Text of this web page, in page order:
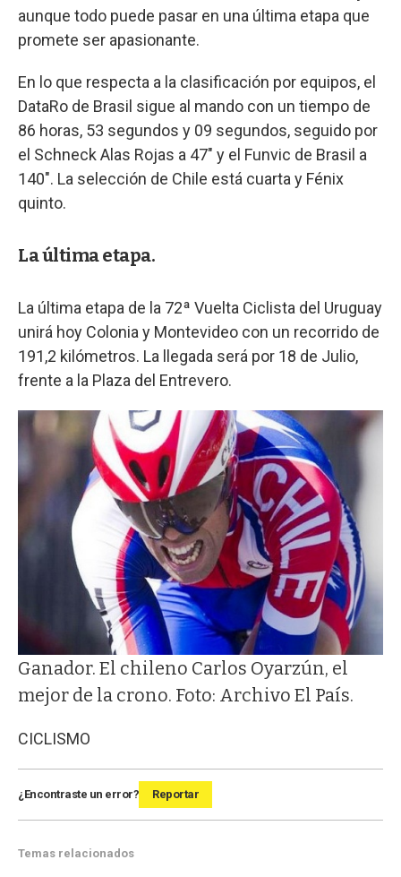
aunque todo puede pasar en una última etapa que
promete ser apasionante.
En lo que respecta a la clasificación por equipos, el
DataRo de Brasil sigue al mando con un tiempo de
86 horas, 53 segundos y 09 segundos, seguido por
el Schneck Alas Rojas a 47" y el Funvic de Brasil a
140". La selección de Chile está cuarta y Fénix
quinto.
La última etapa.
La última etapa de la 72ª Vuelta Ciclista del Uruguay
unirá hoy Colonia y Montevideo con un recorrido de
191,2 kilómetros. La llegada será por 18 de Julio,
frente a la Plaza del Entrevero.
Ganador. El chileno Carlos Oyarzún, el
mejor de la crono. Foto: Archivo El País.
CICLISMO
¿Encontraste un error? Reportar
Temas relacionados